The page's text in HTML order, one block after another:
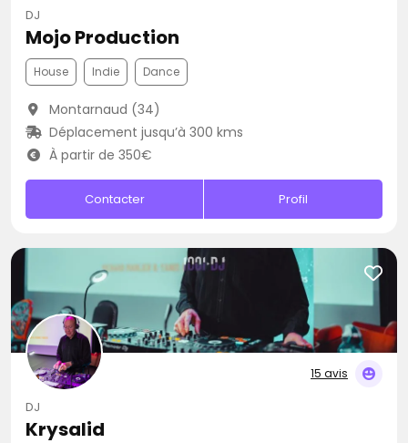
DJ
Mojo Production
House Indie Dance
Montarnaud (34)
Déplacement jusqu’à 300 kms
À partir de 350€
Contacter Profil
15 avis
DJ
Krysalid